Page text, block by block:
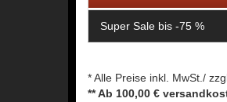
Super Sale bis -75 %
* Alle Preise inkl. MwSt./
** Ab 100,00 €